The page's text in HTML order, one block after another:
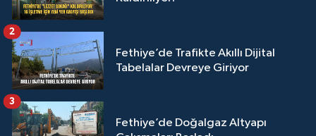
Fethiye’de Trafikte Akıllı Dijital
Tabelalar Devreye Giriyor
2
Fethiye’de Doğalgaz Altyapı
3